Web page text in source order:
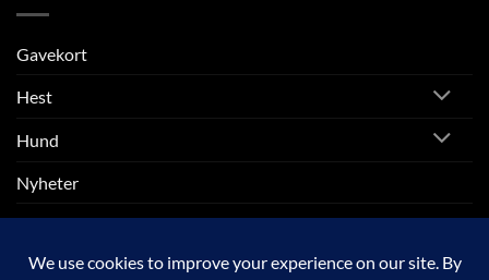
Gavekort
Hest
Hund
Nyheter
Rytter
SALG